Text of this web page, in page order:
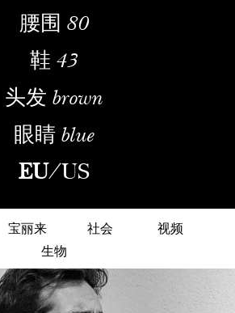
腰围 80
鞋 43
头发 brown
眼睛 blue
EU/US
宝丽来 社会
视频
生物